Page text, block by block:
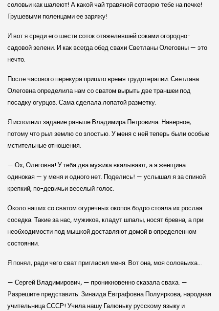
соловьи как шалеют! А какой чай травяной сотворю тебе на печке!
Грушевыми поленцами ее заряжу!
И вот я среди его шести соток отяжелевшей соками огородно-
садовой зелени. И как всегда обед свахи Светланы Олеговны — это
нечто.
После часового перекура пришло время трудотерапии. Светлана
Олеговна определила нам со сватом вырыть две траншеи под
посадку огурцов. Сама сделала лопатой разметку.
Я исполнил задание раньше Владимира Петровича. Наверное,
потому что рыл землю со злостью. У меня с ней теперь были особые
мстительные отношения.
— Ох, Олеговна! У тебя два мужика вкалывают, а я женщина
одинокая — у меня и одного нет. Поделись! — услышал я за спиной
крепкий, по-девичьи веселый голос.
Около наших со сватом огуречных окопов бодро стояла их рослая
соседка. Такие за нас, мужиков, кладут шпалы, носят бревна, а при
необходимости под мышкой доставляют домой в определенном
состоянии.
Я понял, ради чего сват пригласил меня. Вот она, моя соловьиха…
— Сергей Владимирович, — проникновенно сказала сваха. —
Разрешите представить: Зинаида Евграфовна Полуяркова, народная
учительница СССР! Учила нашу Галюньку русскому языку и